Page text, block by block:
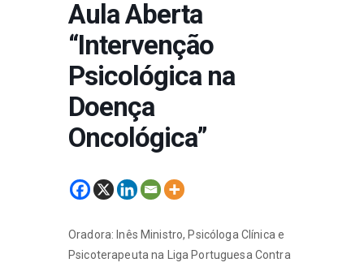
Aula Aberta
“Intervenção
Psicológica na
Doença
Oncológica”
Oradora: Inês Ministro, Psicóloga Clínica e
Psicoterapeuta na Liga Portuguesa Contra